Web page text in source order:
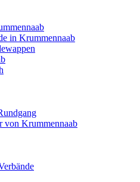
in Krummennaab
von Krummennaab